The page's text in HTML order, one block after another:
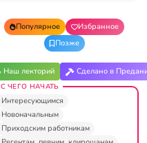
Популярное
Избранное
Позже
Наш лекторий Сделано в
С ЧЕГО НАЧАТЬ
Интересующимся
Новоначальным
Приходским работникам